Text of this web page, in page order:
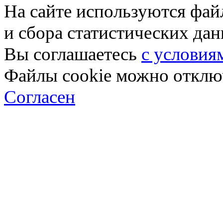
На сайте используются
и сбора статистических
Вы соглашаетесь с
Файлы cookie можно
Согласен